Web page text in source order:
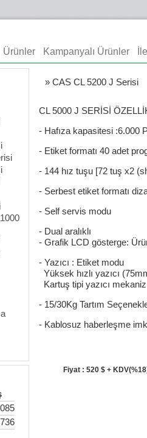
Ürünler Kampanyalı Ürünler
» CAS CL 5200 J Serisi
CL 5000
- Hafıza kapasitesi :6.000
- Etiket formatı 40 adet
- 144 hız tuşu [72 tuş x2
- Serbest etiket formatı
- Self servis modu
- Dual aralıklı
- Grafik LCD
- Yazıcı : Etiket modu
Yüksek hızlı yazıcı
Kartuş tipi yazıcı
- 15/30Kg Tartım
- Kablosuz haberleşme
Fiyat : 520 $ +